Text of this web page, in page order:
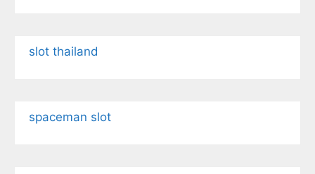
slot thailand
spaceman slot